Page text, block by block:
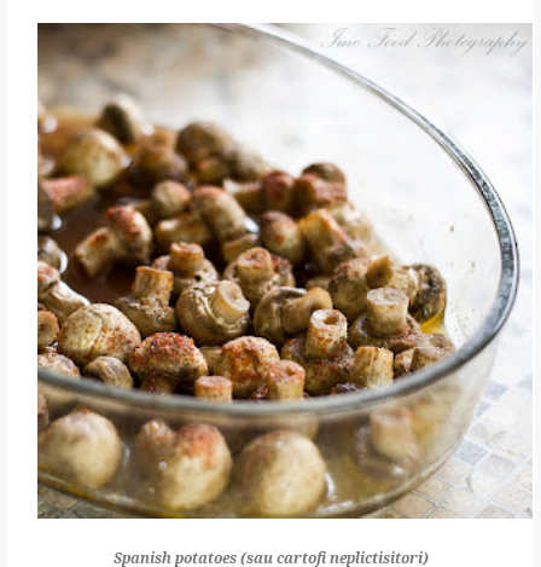
Spanish potatoes (sau cartofi neplictisitori)